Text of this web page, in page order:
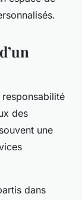
des
une
dans